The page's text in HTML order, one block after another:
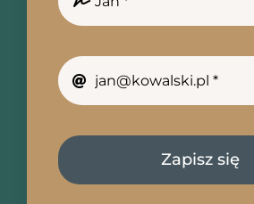
Zapisz się